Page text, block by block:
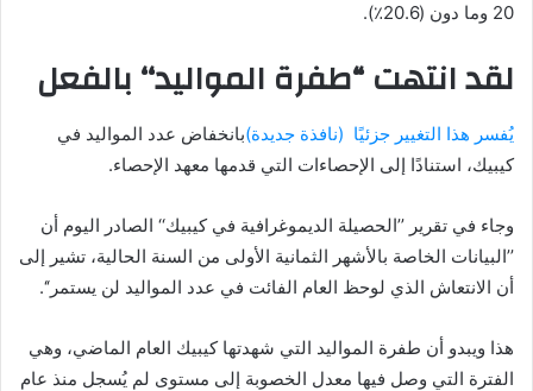
20 وما دون (20.6٪).
لقد انتهت “طفرة المواليد‘‘ بالفعل
يُفسر هذا التغيير جزئيًا (نافذة جديدة)بانخفاض عدد المواليد في
كيبيك، استنادًا إلى الإحصاءات التي قدمها معهد الإحصاء.
وجاء في تقرير ’’الحصيلة الديموغرافية في كيبيك‘‘ الصادر اليوم أن
’’البيانات الخاصة بالأشهر الثمانية الأولى من السنة الحالية، تشير إلى
أن الانتعاش الذي لوحظ العام الفائت في عدد المواليد لن يستمر‘‘.
هذا ويبدو أن طفرة المواليد التي شهدتها كيبيك العام الماضي، وهي
الفترة التي وصل فيها معدل الخصوبة إلى مستوى لم يُسجل منذ عام